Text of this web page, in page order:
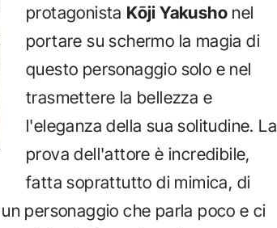
protagonista Kōji Yakusho nel
portare su schermo la magia di
questo personaggio solo e nel
trasmettere la bellezza e
l'eleganza della sua solitudine. La
prova dell'attore è incredibile,
fatta soprattutto di mimica, di
personaggio che parla poco e ci